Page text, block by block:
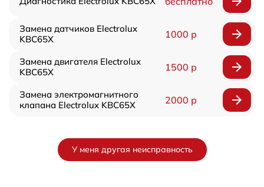
Замена датчиков Electrolux
KBC65X
1000 р
Замена двигателя Electrolux
KBC65X
1500 р
Замена электромагнитного
клапана Electrolux KBC65X
2000 р
У меня другая неисправность